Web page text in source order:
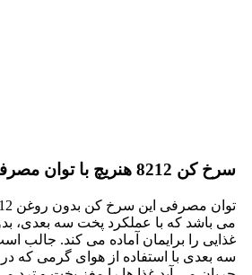
سرخ کن 8212 هنریچ با توان مصرفی 1500 وات
می باشد که با عملکرد پخت سه بعدی،
غذایی را برایمان آماده می کند. جالب
سه بعدی با استفاده از هوای گرمی که